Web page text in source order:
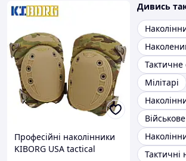
Професійні наколінники
KIBORG USA tactical
Дивись
Мілітарі
Тактичні